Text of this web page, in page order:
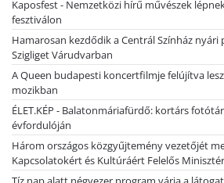
Kaposfest - Nemzetközi hírű művészek
fesztiválon
Hamarosan kezdődik a Centrál Színház
Szigliget Várudvarban
A Queen budapesti koncertfilmje felújítva
mozikban
ÉLET.KÉP - Balatonmáriafürdő: kortárs
évfordulóján
Három országos közgyűjtemény vezetőjét
Kapcsolatokért és Kultúráért Felelős